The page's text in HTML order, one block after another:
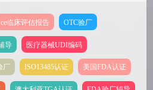
ce临床评估报告 OTC验厂
导 医疗器械UDI编码
厂 ISO13485认证 美国FDA认证